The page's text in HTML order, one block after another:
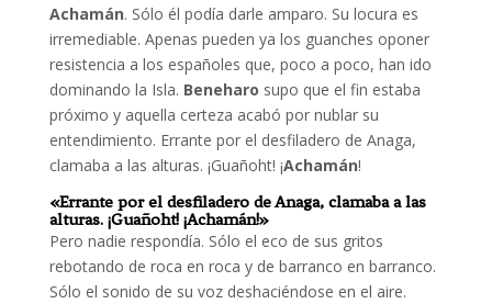
Achamán. Sólo él podía darle amparo. Su locura es
irremediable. Apenas pueden ya los guanches oponer
resistencia a los españoles que, poco a poco, han ido
dominando la Isla. Beneharo supo que el fin estaba
próximo y aquella certeza acabó por nublar su
entendimiento. Errante por el desfiladero de Anaga,
clamaba a las alturas. ¡Guañoht! ¡Achamán!
«Errante por el desfiladero de Anaga, clamaba a las
alturas. ¡Guañoht! ¡Achamán!»
Pero nadie respondía. Sólo el eco de sus gritos
rebotando de roca en roca y de barranco en barranco.
Sólo el sonido de su voz deshaciéndose en el aire.